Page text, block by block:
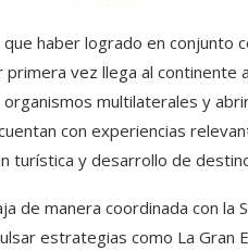
haber logrado en conjunto
vez llega al
multilaterales y
con experiencias
turística y desarrollo de
de manera coordinada con la
estrategias como La Gran